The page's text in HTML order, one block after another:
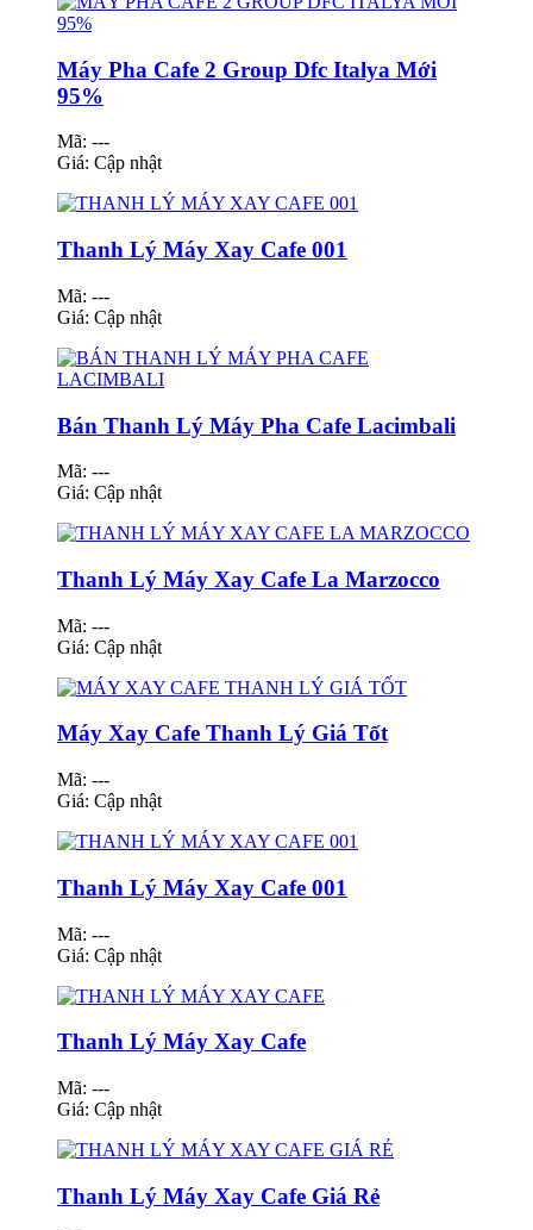
Máy Pha Cafe 2 Group Dfc Italya Mới
95%
Mã: ---
Giá: Cập nhật
Thanh Lý Máy Xay Cafe 001
Mã: ---
Giá: Cập nhật
Bán Thanh Lý Máy Pha Cafe Lacimbali
Mã: ---
Giá: Cập nhật
Thanh Lý Máy Xay Cafe La Marzocco
Mã: ---
Giá: Cập nhật
Máy Xay Cafe Thanh Lý Giá Tốt
Mã: ---
Giá: Cập nhật
Thanh Lý Máy Xay Cafe 001
Mã: ---
Giá: Cập nhật
Thanh Lý Máy Xay Cafe
Mã: ---
Giá: Cập nhật
Thanh Lý Máy Xay Cafe Giá Rẻ